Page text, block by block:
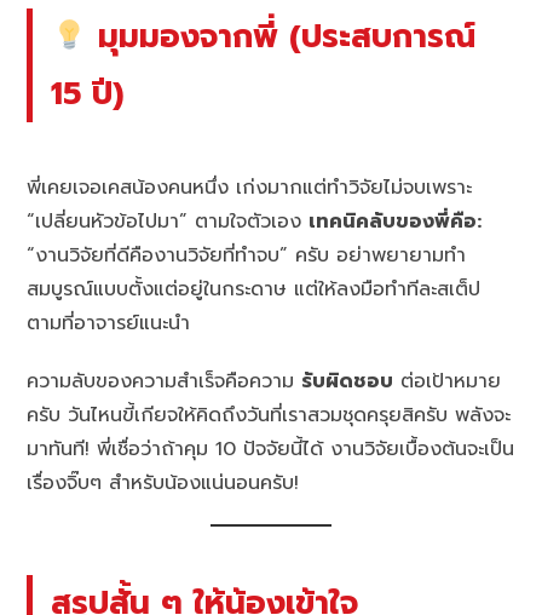
มุมมองจากพี่ (ประสบการณ์
15 ปี)
พี่เคยเจอเคสน้องคนหนึ่ง เก่งมากแต่ทำวิจัยไม่จบเพราะ
“เปลี่ยนหัวข้อไปมา” ตามใจตัวเอง เทคนิคลับของพี่คือ:
“งานวิจัยที่ดีคืองานวิจัยที่ทำจบ” ครับ อย่าพยายามทำ
สมบูรณ์แบบตั้งแต่อยู่ในกระดาษ แต่ให้ลงมือทำทีละสเต็ป
ตามที่อาจารย์แนะนำ
ความลับของความสำเร็จคือความ รับผิดชอบ ต่อเป้าหมาย
ครับ วันไหนขี้เกียจให้คิดถึงวันที่เราสวมชุดครุยสิครับ พลังจะ
มาทันที! พี่เชื่อว่าถ้าคุม 10 ปัจจัยนี้ได้ งานวิจัยเบื้องต้นจะเป็น
เรื่องจิ๊บๆ สำหรับน้องแน่นอนครับ!
สรุปสั้น ๆ ให้น้องเข้าใจ